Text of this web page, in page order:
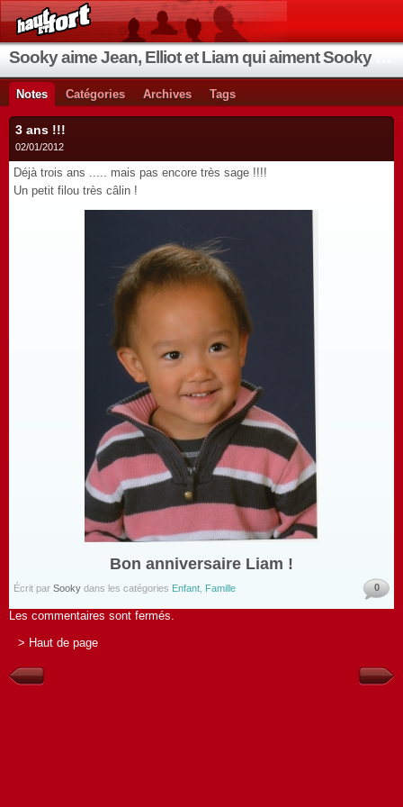
Notes Catégories Archives Tags
3 ans !!!
02/01/2012
Déjà trois ans ..... mais pas encore très sage !!!!
Un petit filou très câlin !
Bon anniversaire Liam !
Écrit par Sooky dans les catégories Enfant Famille 0
Les commentaires sont fermés.
> Haut de page